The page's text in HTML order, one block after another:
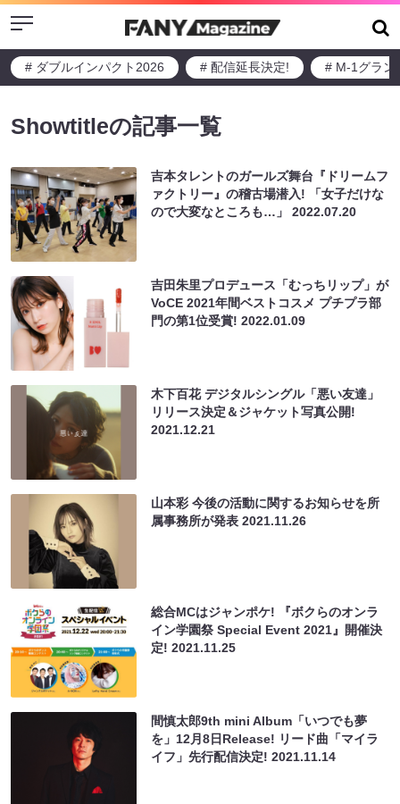
Menu
# ダブルインパクト2026 # 配信延長決定! # M-1グラン
Showtitleの記事一覧
吉本タレントのガールズ舞台『ドリームフ
ァクトリー』の稽古場潜入! 「女子だけな
ので大変なところも…」2022.07.20
吉田朱里プロデュース「むっちリップ」が
VoCE 2021年間ベストコスメ プチプラ部
門の第1位受賞!2022.01.09
木下百花 デジタルシングル「悪い友達」
リリース決定＆ジャケット写真公開!
2021.12.21
山本彩 今後の活動に関するお知らせを所
属事務所が発表2021.11.26
総合MCはジャンポケ! 『ボクらのオンラ
イン学園祭 Special Event 2021』開催決
定!2021.11.25
間慎太郎9th mini Album「いつでも夢
を」12月8日Release! リード曲「マイラ
イフ」先行配信決定!2021.11.14